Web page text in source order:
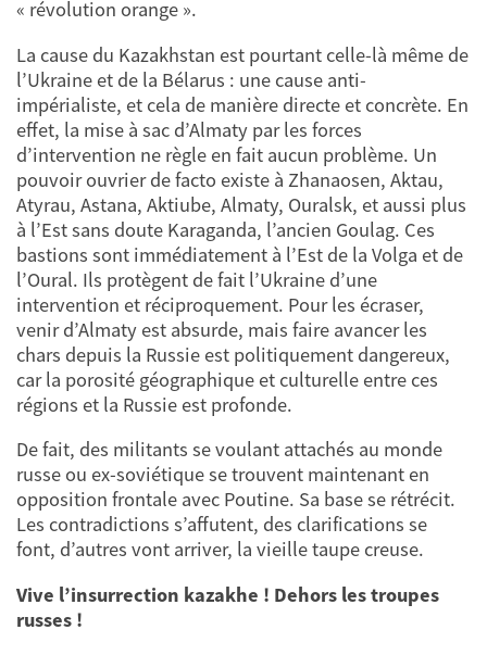
« révolution orange ».
La cause du Kazakhstan est pourtant celle-là même de
l’Ukraine et de la Bélarus : une cause anti-
impérialiste, et cela de manière directe et concrète. En
effet, la mise à sac d’Almaty par les forces
d’intervention ne règle en fait aucun problème. Un
pouvoir ouvrier de facto existe à Zhanaosen, Aktau,
Atyrau, Astana, Aktiube, Almaty, Ouralsk, et aussi plus
à l’Est sans doute Karaganda, l’ancien Goulag. Ces
bastions sont immédiatement à l’Est de la Volga et de
l’Oural. Ils protègent de fait l’Ukraine d’une
intervention et réciproquement. Pour les écraser,
venir d’Almaty est absurde, mais faire avancer les
chars depuis la Russie est politiquement dangereux,
car la porosité géographique et culturelle entre ces
régions et la Russie est profonde.
De fait, des militants se voulant attachés au monde
russe ou ex-soviétique se trouvent maintenant en
opposition frontale avec Poutine. Sa base se rétrécit.
Les contradictions s’affutent, des clarifications se
font, d’autres vont arriver, la vieille taupe creuse.
Vive l’insurrection kazakhe ! Dehors les troupes
russes !